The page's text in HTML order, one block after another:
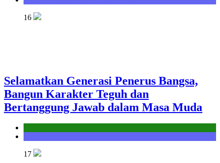
16
Selamatkan Generasi Penerus Bangsa,
Bangun Karakter Teguh dan
Bertanggung Jawab dalam Masa Muda
17